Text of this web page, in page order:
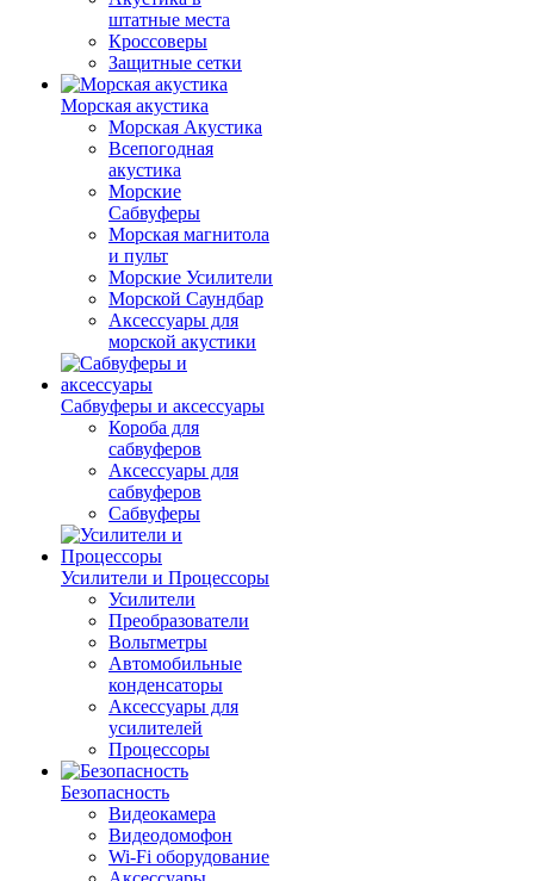
штатные места
Кроссоверы
Защитные сетки
Морская акустика
Морская Акустика
Всепогодная
акустика
Морские
Сабвуферы
Морская магнитола
и пульт
Морские Усилители
Морской Cаундбар
Аксессуары для
морской акустики
Сабвуферы и аксессуары
Короба для
сабвуферов
Аксессуары для
сабвуферов
Сабвуферы
Усилители и Процессоры
Усилители
Преобразователи
Вольтметры
Автомобильные
конденсаторы
Аксессуары для
усилителей
Процессоры
Безопасность
Видеокамера
Видеодомофон
Wi-Fi оборудование